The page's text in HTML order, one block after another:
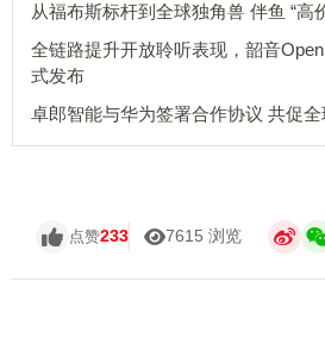
从福布斯标杆到全球独角兽 伴鱼 “高
全链路提升开放聆听表现，韶音
式发布
卓郎智能与华为签署合作协议 共促
点赞233 7615 浏览